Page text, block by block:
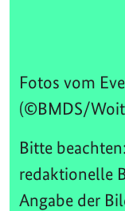
Fotos vom
(©BMDS/
Bitte
redaktionelle
Angabe der